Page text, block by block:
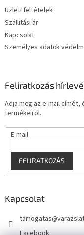
Üzleti feltételek
Szállitási ár
Kapcsolat
Személyes adatok
Feliratkozás
Adja meg az e-mail címét,
termékeiről.
E-mail
FELIRATKOZÁS
Kapcsolat
tamogatas@